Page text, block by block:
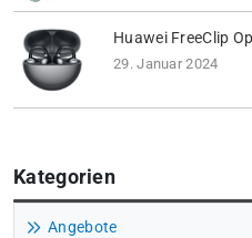
Huawei FreeClip
29. Januar 2024
Kategorien
Angebote